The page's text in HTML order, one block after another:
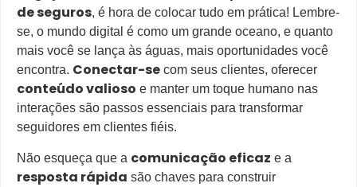
de seguros, é hora de colocar tudo em prática! Lembre-
se, o mundo digital é como um grande oceano, e quanto
mais você se lança às águas, mais oportunidades você
encontra. Conectar-se com seus clientes, oferecer
conteúdo valioso e manter um toque humano nas
interações são passos essenciais para transformar
seguidores em clientes fiéis.
Não esqueça que a comunicação eficaz e a
resposta rápida são chaves para construir